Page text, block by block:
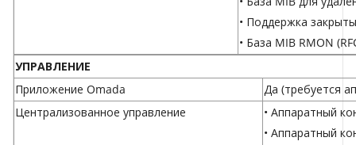
• Поддержка
• База MIB RMON
УПРАВЛЕНИЕ
Приложение Omada
Да (требуется
Централизованное управление
• Аппаратный
• Аппаратный